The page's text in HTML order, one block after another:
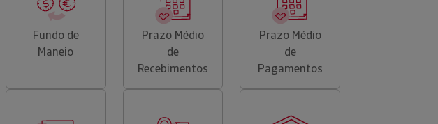
Fundo de
Maneio
Prazo Médio
de
Recebimentos
Prazo Médio
de
Pagamentos